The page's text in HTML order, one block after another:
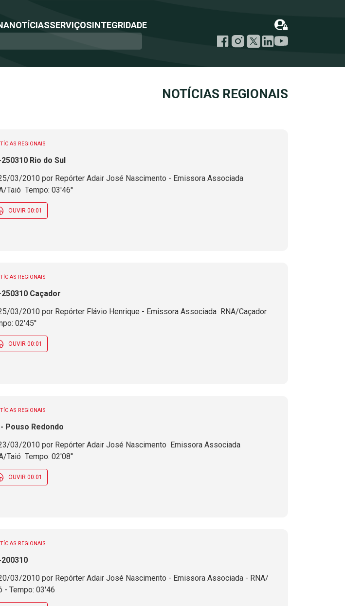
NOTÍCIASSERVIÇOSINTEGRIDADE
NOTÍCIAS REGIONAIS
REGIONAIS
250310 Rio do Sul
03/2010 por Repórter Adair José Nascimento - Emissora Associada 
Taió  Tempo: 03'46''
OUVIR 00:01
REGIONAIS
250310 Caçador
03/2010 por Repórter Flávio Henrique - Emissora Associada  RNA/Caçador 
02'45''
OUVIR 00:01
REGIONAIS
- Pouso Redondo
03/2010 por Repórter Adair José Nascimento  Emissora Associada 
Taió  Tempo: 02'08''
OUVIR 00:01
REGIONAIS
200310
03/2010 por Repórter Adair José Nascimento - Emissora Associada - RNA/
- Tempo: 03'46